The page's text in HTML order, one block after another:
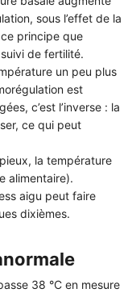
sous l’effet de la
ce principe que
de fertilité.
un peu plus
est
c’est l’inverse : la
ce qui peut
la température
alimentaire).
aigu peut faire
dixièmes.
38 °C en mesure